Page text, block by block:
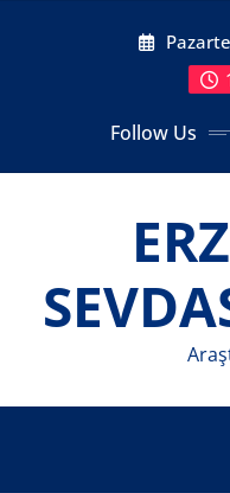
Follow Us